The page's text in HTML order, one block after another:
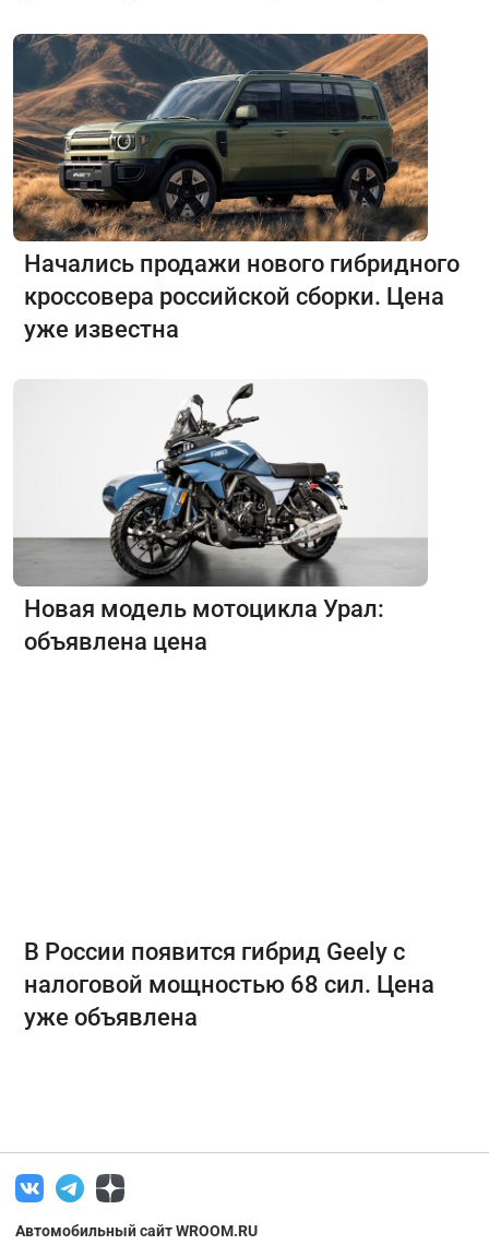
Начались продажи нового гибридного
кроссовера российской сборки. Цена
уже известна
Новая модель мотоцикла Урал:
объявлена цена
В России появится гибрид Geely с
налоговой мощностью 68 сил. Цена
уже объявлена
Автомобильный сайт WROOM.RU